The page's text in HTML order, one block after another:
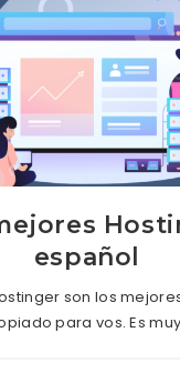
español
son los
para vos. Es